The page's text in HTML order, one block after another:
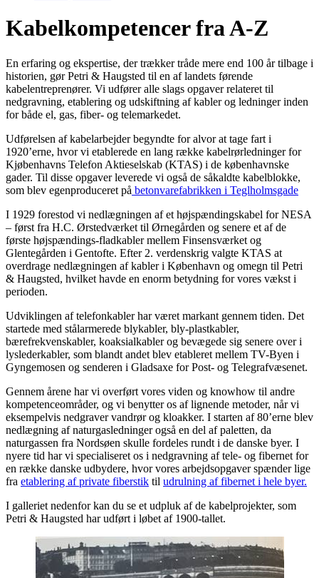
Kabelkompetencer fra A-Z
En erfaring og ekspertise, der trækker tråde mere end 100 år tilbage i
historien, gør Petri & Haugsted til en af landets førende
kabelentreprenører. Vi udfører alle slags opgaver relateret til
nedgravning, etablering og udskiftning af kabler og ledninger inden
for både el, gas, fiber- og telemarkedet.
Udførelsen af kabelarbejder begyndte for alvor at tage fart i
1920’erne, hvor vi etablerede en lang række kabelrørledninger for
Kjøbenhavns Telefon Aktieselskab (KTAS) i de københavnske
gader. Til disse opgaver leverede vi også de såkaldte kabelblokke,
som blev egenproduceret på betonvarefabrikken i Teglholmsgade
I 1929 forestod vi nedlægningen af et højspændingskabel for NESA
– først fra H.C. Ørstedværket til Ørnegården og senere et af de
første højspændings-fladkabler mellem Finsensværket og
Glentegården i Gentofte. Efter 2. verdenskrig valgte KTAS at
overdrage nedlægningen af kabler i København og omegn til Petri
& Haugsted, hvilket havde en enorm betydning for vores vækst i
perioden.
Udviklingen af telefonkabler har været markant gennem tiden. Det
startede med stålarmerede blykabler, bly-plastkabler,
bærefrekvenskabler, koaksialkabler og bevægede sig senere over i
lyslederkabler, som blandt andet blev etableret mellem TV-Byen i
Gyngemosen og senderen i Gladsaxe for Post- og Telegrafvæsenet.
Gennem årene har vi overført vores viden og knowhow til andre
kompetenceområder, og vi benytter os af lignende metoder, når vi
eksempelvis nedgraver vandrør og kloakker. I starten af 80’erne blev
nedlægning af naturgasledninger også en del af paletten, da
naturgassen fra Nordsøen skulle fordeles rundt i de danske byer. I
nyere tid har vi specialiseret os i nedgravning af tele- og fibernet for
en række danske udbydere, hvor vores arbejdsopgaver spænder lige
fra etablering af private fiberstik til udrulning af fibernet i hele byer.
I galleriet nedenfor kan du se et udpluk af de kabelprojekter, som
Petri & Haugsted har udført i løbet af 1900-tallet.